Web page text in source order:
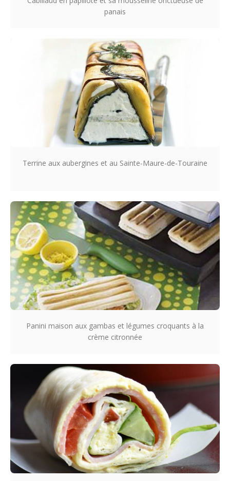
panais
Terrine aux aubergines et au Sainte-Maure-de-Touraine
Panini maison aux gambas et légumes croquants à la
crème citronnée